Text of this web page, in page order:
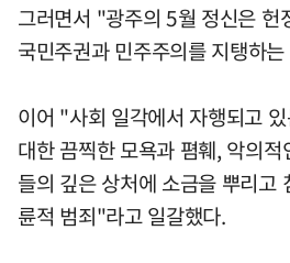
그러면서 "광주의 5월 정신은 헌
국민주권과 민주주의를 지탱하
이어 "사회 일각에서 자행되고
대한 끔찍한 모욕과 폄훼, 악의
들의 깊은 상처에 소금을 뿌리고
륜적 범죄"라고 일갈했다.